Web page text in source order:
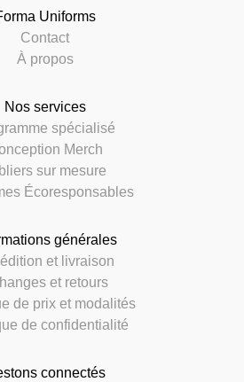
Uniforms
Contact
À propos
Nos services
spécialisé
Merch
sur mesure
Écoresponsables
générales
et livraison
et retours
de prix et modalités
de confidentialité
connectés